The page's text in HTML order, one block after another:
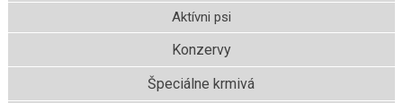
Aktívni psi
Konzervy
Špeciálne krmivá